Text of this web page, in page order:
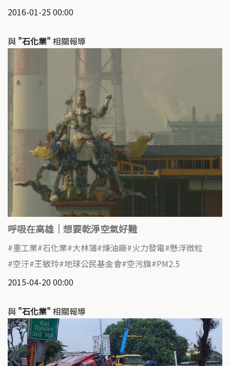
2016-01-25 00:00
與 "石化業" 相關報導
呼吸在高雄｜想要乾淨空氣好難
重工業 石化業 大林蒲 煉油廠 火力發電 懸浮微粒
空汙 王敏玲 地球公民基金會 空污旗 PM2.5
2015-04-20 00:00
與 "石化業" 相關報導